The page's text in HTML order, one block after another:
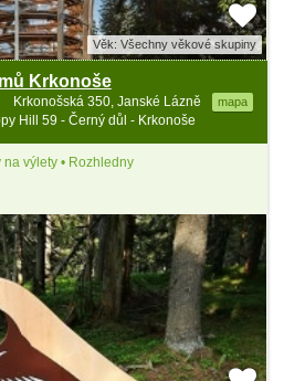
Věk: Všechny věkové skupiny
Krkonoše
Krkonošská 350, Janské Lázně mapa
Hill 59 - Černý důl - Krkonoše
na výlety • Rozhledny